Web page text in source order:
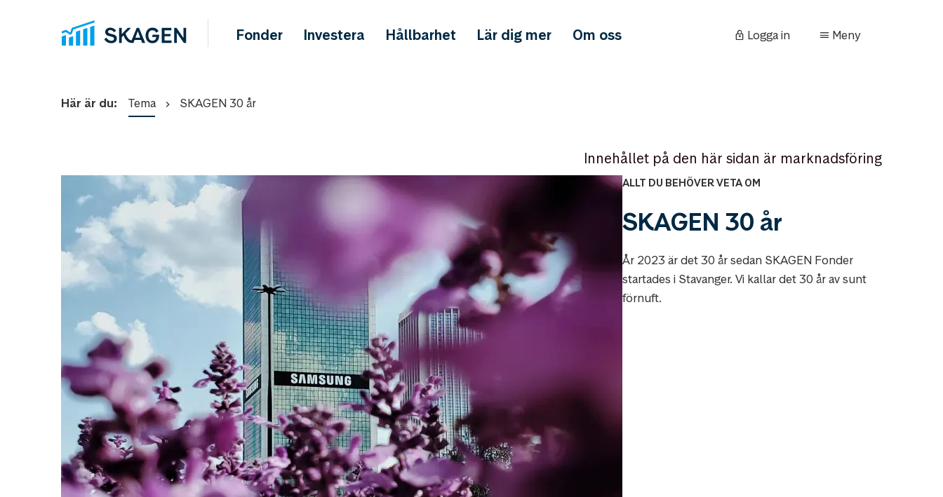
Fonder Investera Hållbarhet Lär dig mer Om oss Logga in Meny
Här är du: Tema SKAGEN 30 år
Innehållet på den här sidan är marknadsföring
ALLT DU BEHÖVER VETA OM
SKAGEN 30 år
År 2023 är det 30 år sedan SKAGEN Fonder
startades i Stavanger. Vi kallar det 30 år av sunt
förnuft.